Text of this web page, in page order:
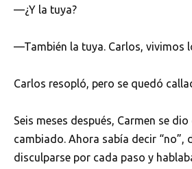
—¿Y la tuya?
—También la tuya. Carlos, vivimos
Carlos resopló, pero se quedó
Seis meses después, Carmen se
cambiado. Ahora sabía decir “no”,
disculparse por cada paso y